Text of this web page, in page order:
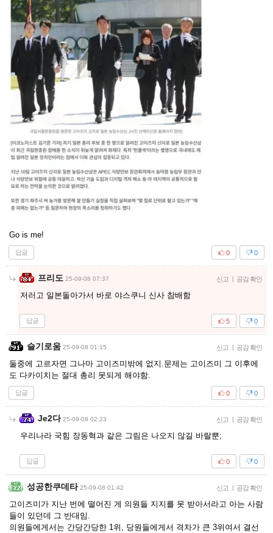
Go is me!
답글 0
0
프리도 25-09-08 07:37 신고 | 공감 확인
저러고 일본돌아가서 바로 야스쿠니 신사 참배함
답글 0
5
슬기로움 25-09-08 01:15 신고 | 공감 확인
둘중에 고르자면 그나마 고이즈미밖에 없지.문제는 고이즈미 그 이후에
도 다카이치는 절대 총리 못되게 해야함.
답글 0
0
Je2다 25-09-08 02:23 신고 | 공감 확인
우리나라 국힘 장동혁과 같은 그림은 나오지 않길 바랄뿐;
답글 0
0
성공한쿠데타 25-09-08 01:42 신고 | 공감 확인
고이즈미가 지난 번에 떨어진 게 의원들 지지를 못 받아서라고 아는 사람
들이 있던데 그 반대임.
의원들에게서는 간당간당한 1위, 당원들에게서 격차가 큰 3위여서 결선